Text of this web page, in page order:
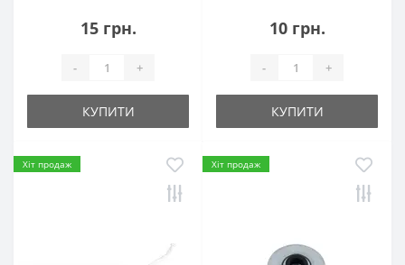
15 грн.
- +
КУПИТИ
10 грн.
- +
КУПИТИ
Хіт продаж Хіт продаж